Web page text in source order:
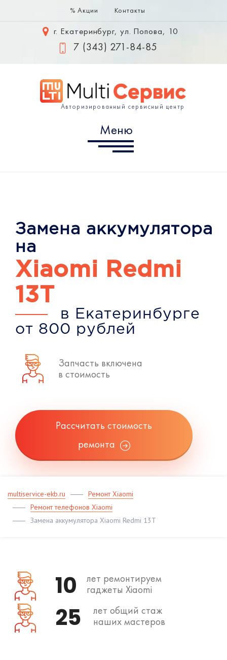
Меню
Samsung
Xiaomi
% Акции Контакты
г. Екатеринбург, ул. Попова, 10
7 (343) 271-84-85
Авторизированный сервисный центр
Меню
Замена аккумулятора
на
Xiaomi Redmi
13T
в Екатеринбурге
от 800 рублей
Запчасть включена
в стоимость
Рассчитать стоимость
ремонта
multiservice-ekb.ru
Ремонт Xiaomi
Ремонт телефонов Xiaomi
Замена аккумулятора Xiaomi Redmi 13T
10
лет ремонтируем
гаджеты Xiaomi
25
лет общий стаж
наших мастеров